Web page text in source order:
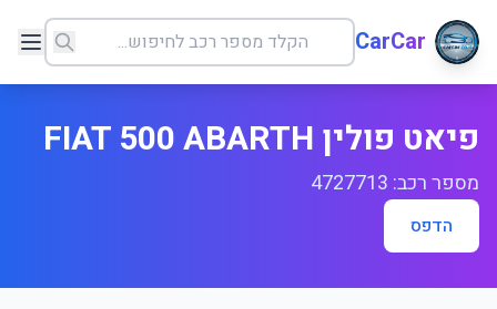
CarCar
פיאט פולין FIAT 500 ABARTH
מספר רכב: 4727713
הדפס